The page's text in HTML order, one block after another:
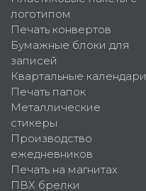
логотипом
Печать конвертов
Бумажные блоки для
записей
Квартальные календари
Печать папок
Металлические
стикеры
Производство
ежедневников
Печать на магнитах
ПВХ брелки